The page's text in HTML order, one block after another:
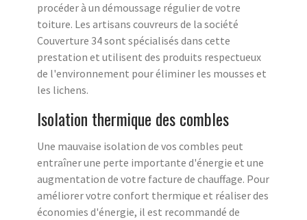
procéder à un démoussage régulier de votre
toiture. Les artisans couvreurs de la société
Couverture 34 sont spécialisés dans cette
prestation et utilisent des produits respectueux
de l'environnement pour éliminer les mousses et
les lichens.
Isolation thermique des combles
Une mauvaise isolation de vos combles peut
entraîner une perte importante d'énergie et une
augmentation de votre facture de chauffage. Pour
améliorer votre confort thermique et réaliser des
économies d'énergie, il est recommandé de